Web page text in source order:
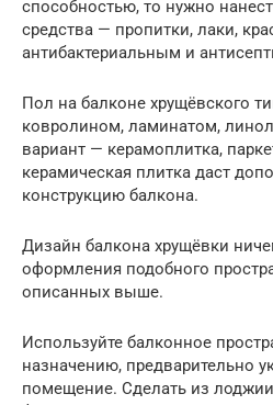
способностью, то нужно
средства — пропитки, лаки,
антибактериальным и
Пол на балконе хрущёвского
ковролином, ламинатом,
вариант — керамоплитка,
керамическая плитка даст
конструкцию балкона.
Дизайн балкона хрущёвки
оформления подобного
описанных выше.
Используйте балконное
назначению, предварительно
помещение. Сделать из